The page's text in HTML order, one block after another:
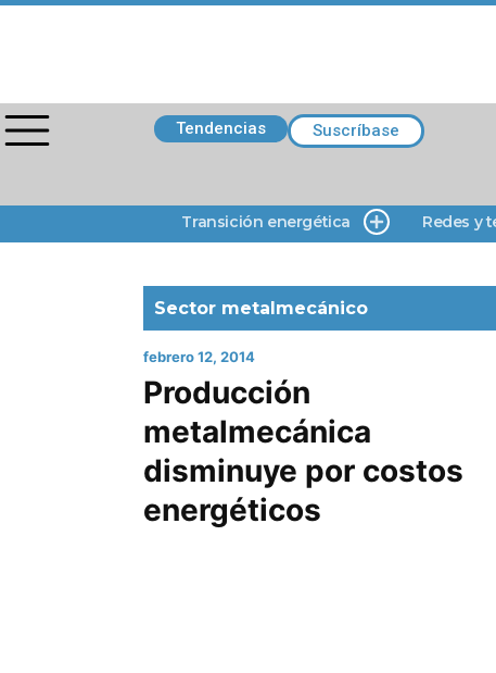
Tendencias Suscríbase
Transición energética Redes y
Sector metalmecánico
febrero 12, 2014
Producción
metalmecánica
disminuye por costos
energéticos